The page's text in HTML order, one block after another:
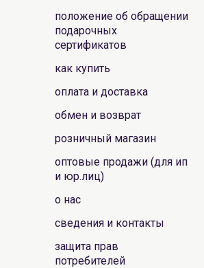
положение об обращении
подарочных
сертификатов
как купить
оплата и доставка
обмен и возврат
розничный магазин
оптовые продажи (для ип
и юр.лиц)
о нас
сведения и контакты
защита прав
потребителей